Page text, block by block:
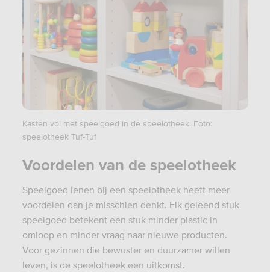
Kasten vol met speelgoed in de speelotheek. Foto:
speelotheek Tuf-Tuf
Voordelen van de speelotheek
Speelgoed lenen bij een speelotheek heeft meer
voordelen dan je misschien denkt. Elk geleend stuk
speelgoed betekent een stuk minder plastic in
omloop en minder vraag naar nieuwe producten.
Voor gezinnen die bewuster en duurzamer willen
leven, is de speelotheek een uitkomst.